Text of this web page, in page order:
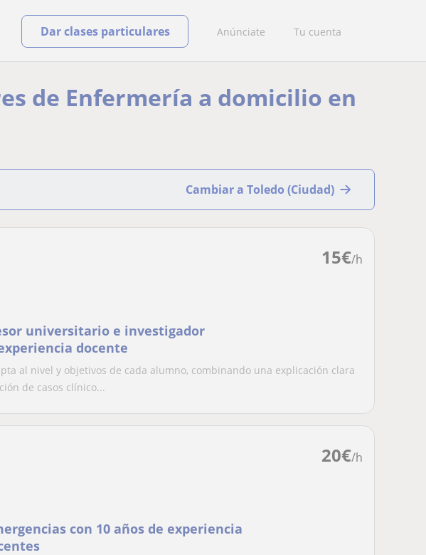
Anúnciate Tu cuenta
Dar clases particulares
de Enfermería a domicilio en
Cambiar a Toledo (Ciudad)
15€/h
universitario e investigador
docente
al nivel y objetivos de cada alumno, combinando una explicación clara
de casos clínico...
20€/h
con 10 años de experiencia